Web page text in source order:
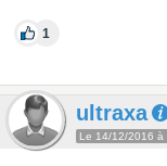
1
ultraxa
Le 14/12/2016 à